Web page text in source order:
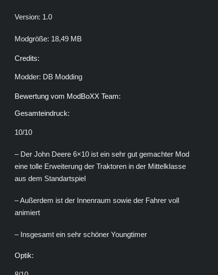
Version: 1.0
Modgröße: 18,49 MB
Credits:
Modder: DB Modding
Bewertung vom ModBoXX Team:
Gesamteindruck:
10/10
– Der John Deere 6×10 ist ein sehr gut gemachter Mod
eine tolle Erweiterung der Traktoren in der Mittelklasse
aus dem Standartspiel
– Außerdem ist der Innenraum sowie der Fahrer voll
animiert
– Insgesamt ein sehr schöner Youngtimer
Optik: